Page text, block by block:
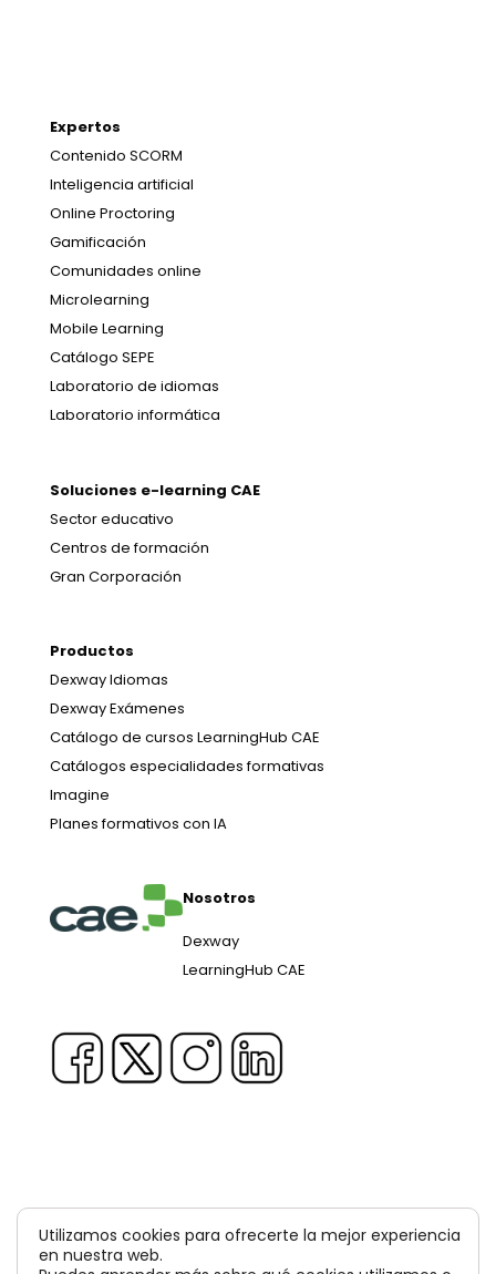
Expertos
Contenido SCORM
Inteligencia artificial
Online Proctoring
Gamificación
Comunidades online
Microlearning
Mobile Learning
Catálogo SEPE
Laboratorio de idiomas
Laboratorio informática
Soluciones e-learning CAE
Sector educativo
Centros de formación
Gran Corporación
Productos
Dexway Idiomas
Dexway Exámenes
Catálogo de cursos LearningHub CAE
Catálogos especialidades formativas
Imagine
Planes formativos con IA
Nosotros
Dexway
LearningHub CAE
Computer Aided USA Corp. & Computer Aided
Utilizamos cookies para ofrecerte la mejor experiencia
en nuestra web.